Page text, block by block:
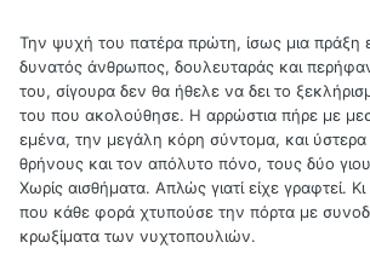
Την ψυχή του πατέρα πρώτη, ίσως μια πράξη
δυνατός άνθρωπος, δουλευταράς και
του, σίγουρα δεν θα ήθελε να δει το
του που ακολούθησε. Η αρρώστια πήρε με
εμένα, την μεγάλη κόρη σύντομα, και
θρήνους και τον απόλυτο πόνο, τους δύο
Χωρίς αισθήματα. Απλώς γιατί είχε γραφτεί.
που κάθε φορά χτυπούσε την πόρτα με
κρωξίματα των νυχτοπουλιών.